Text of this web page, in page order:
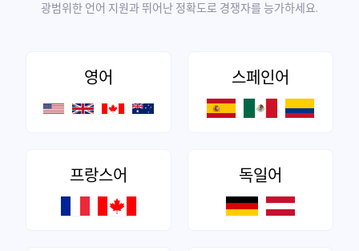
광범위한 언어 지원과 뛰어난 정확도로 경쟁자를 능가하세요.
영어 스페인어
프랑스어 독일어